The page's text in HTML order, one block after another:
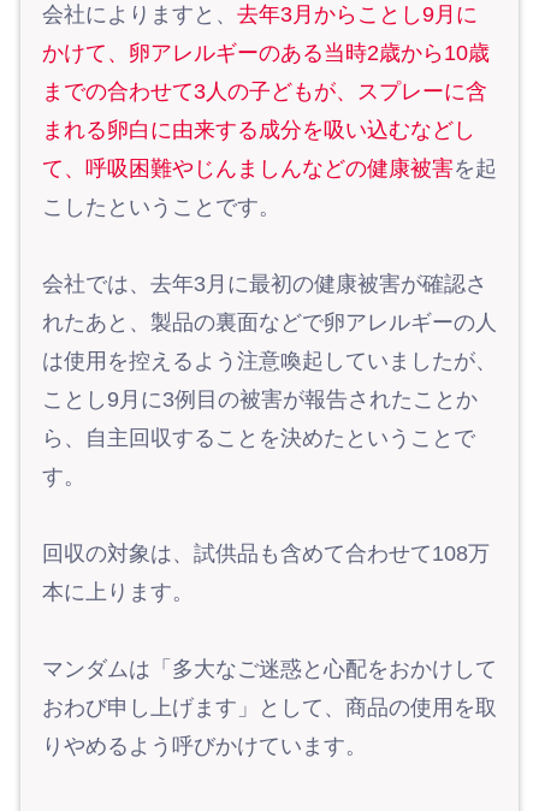
会社によりますと、 去年3月からことし9月に
かけて、卵アレルギーのある当時2歳から10歳
までの合わせて3人の子どもが、スプレーに含
まれる卵白に由来する成分を吸い込むなどし
て、呼吸困難やじんましんなどの健康被害を起
こしたということです。
会社では、去年3月に最初の健康被害が確認さ
れたあと、製品の裏面などで卵アレルギーの人
は使用を控えるよう注意喚起していましたが、
ことし9月に3例目の被害が報告されたことか
ら、自主回収することを決めたということで
す。
回収の対象は、試供品も含めて合わせて108万
本に上ります。
マンダムは「多大なご迷惑と心配をおかけして
おわび申し上げます」として、商品の使用を取
りやめるよう呼びかけています。